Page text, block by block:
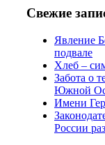
июля
2012 г
(15)
(15)№98 1
августа 2016
№98 8 августа
августа
2017 г(9)
Свежие
Явление
подвале
Хлеб –
Забота о
Южной
Имени
России